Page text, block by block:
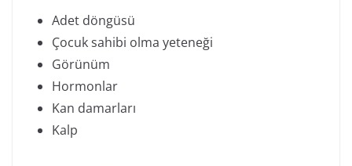
Adet döngüsü
Çocuk sahibi olma yeteneği
Görünüm
Hormonlar
Kan damarları
Kalp